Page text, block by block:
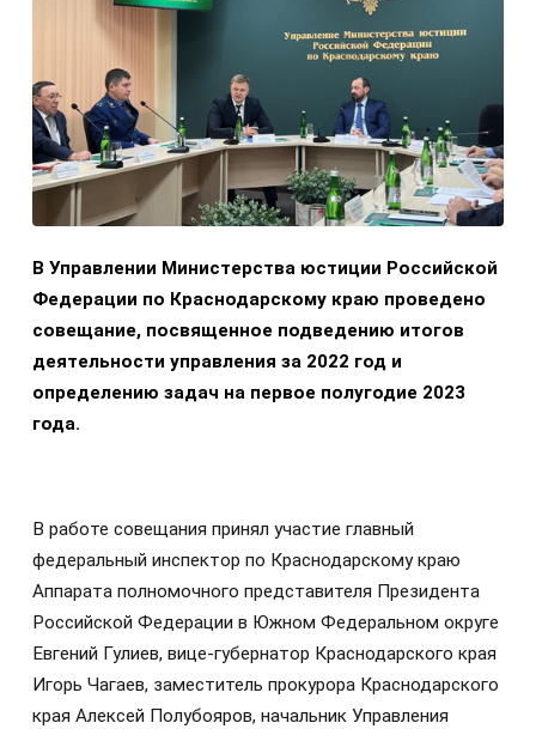
В Управлении Министерства юстиции Российской
Федерации по Краснодарскому краю проведено
совещание, посвященное подведению итогов
деятельности управления за 2022 год и
определению задач на первое полугодие 2023
года.
В работе совещания принял участие главный
федеральный инспектор по Краснодарскому краю
Аппарата полномочного представителя Президента
Российской Федерации в Южном Федеральном округе
Евгений Гулиев, вице-губернатор Краснодарского края
Игорь Чагаев, заместитель прокурора Краснодарского
края Алексей Полубояров, начальник Управления